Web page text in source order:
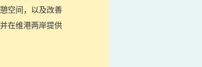
空间，以及改善
在维港两岸提供